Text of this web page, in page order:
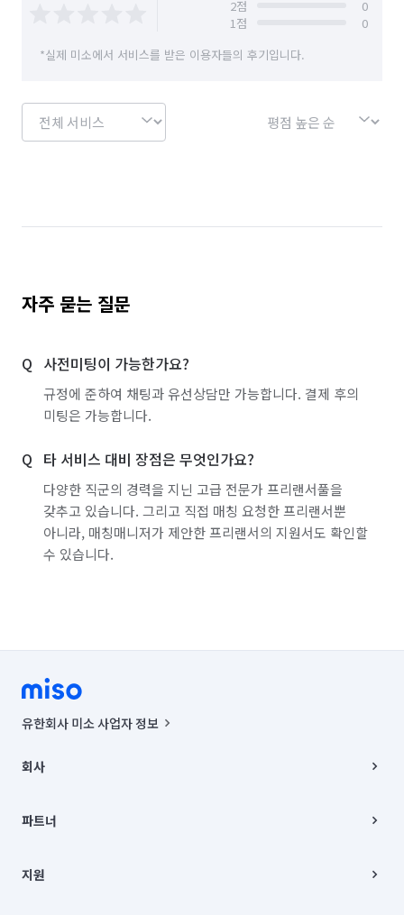
2점
0
1점
0
*실제 미소에서 서비스를 받은 이용자들의 후기입니다.
자주 묻는 질문
사전미팅이 가능한가요?
규정에 준하여 채팅과 유선상담만 가능합니다. 결제 후의
미팅은 가능합니다.
타 서비스 대비 장점은 무엇인가요?
다양한 직군의 경력을 지닌 고급 전문가 프리랜서풀을
갖추고 있습니다. 그리고 직접 매칭 요청한 프리랜서뿐
아니라, 매칭매니저가 제안한 프리랜서의 지원서도 확인할
수 있습니다.
유한회사 미소 사업자 정보
00019 |
주소 | 본사: 서울특별시 종로구 율곡로 6(중학동, 트윈트리빌딩) B동 5층
컨택센터 : 서울특별시 종로구 수송동 율곡로 24, 7층, 8층 미소
상품, 상품정보, 거래에 관한 의무와 책임은 거래당사자에게 있습니다.
언론 보도 관련 문의:
회사
채용
파트너
이사
지원